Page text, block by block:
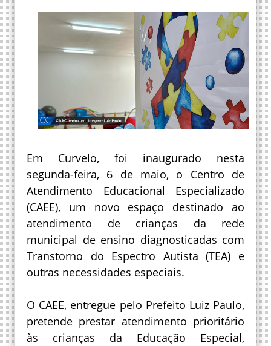
Em Curvelo, foi inaugurado nesta
segunda-feira, 6 de maio, o Centro de
Atendimento Educacional Especializado
(CAEE), um novo espaço destinado ao
atendimento de crianças da rede
municipal de ensino diagnosticadas com
Transtorno do Espectro Autista (TEA) e
outras necessidades especiais.
O CAEE, entregue pelo Prefeito Luiz Paulo,
pretende prestar atendimento prioritário
às crianças da Educação Especial,